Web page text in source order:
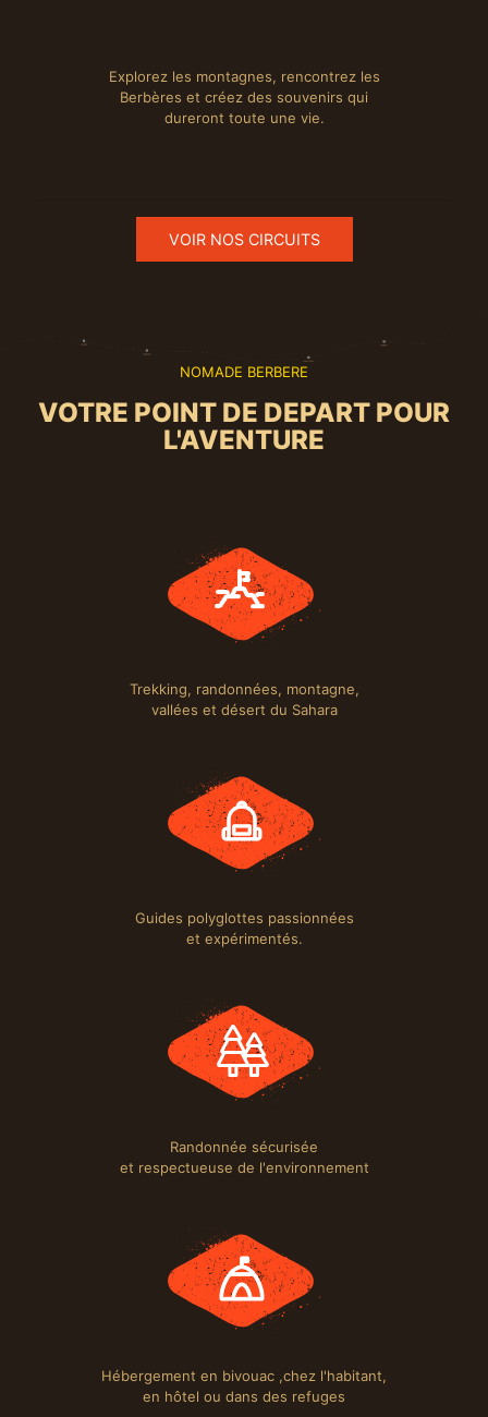
Explorez les montagnes, rencontrez les
Berbères et créez des souvenirs qui
dureront toute une vie.
VOIR NOS CIRCUITS
NOMADE BERBERE
VOTRE POINT DE DEPART POUR
L'AVENTURE
Trekking, randonnées, montagne,
vallées et désert du Sahara
Guides polyglottes passionnées
et expérimentés.
Randonnée sécurisée
et respectueuse de l'environnement
Hébergement en bivouac ,chez l'habitant,
en hôtel ou dans des refuges